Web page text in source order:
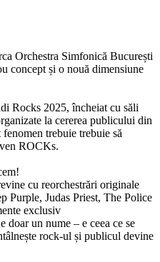
Orchestra Simfonică București
concept și o nouă dimensiune
Rocks 2025, încheiat cu săli
la cererea publicului din
trebuie trebuie să
ROCKs.
cu reorchestrări originale
Purple, Judas Priest, The Police
exclusiv
doar un nume – e ceea ce se
rock-ul și publicul devine